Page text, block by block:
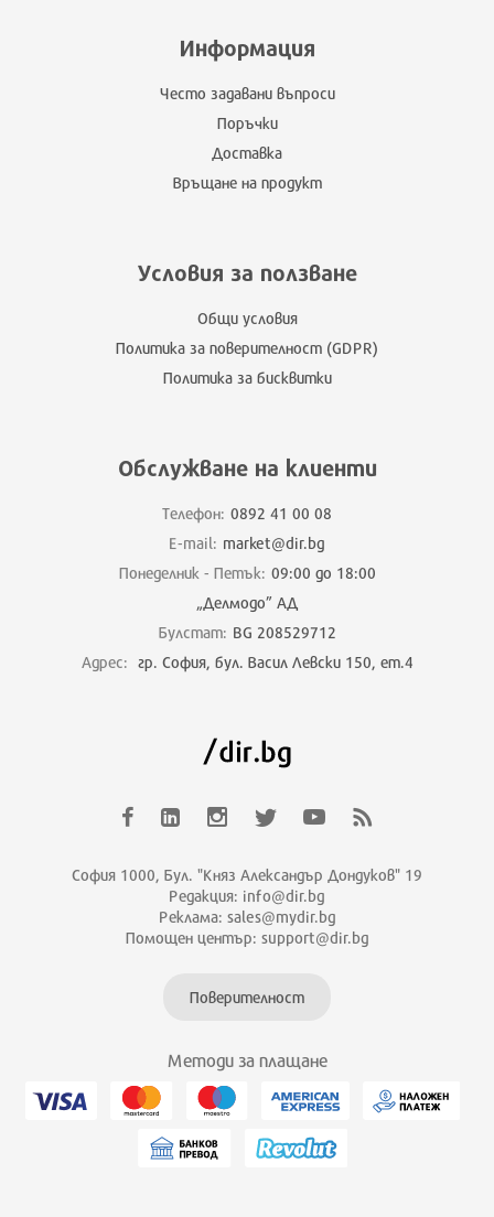
Информация
Често задавани въпроси
Поръчки
Доставка
Връщане на продукт
Условия за ползване
Общи условия
Политика за поверителност (GDPR)
Политика за бисквитки
Обслужване на клиенти
Телефон: 0892 41 00 08
E-mail: market@dir.bg
Понеделник - Петък: 09:00 до 18:00
„Делмодо” АД
Булстат: BG 208529712
Адрес: гр. София, бул. Васил Левски 150, ет.4
София 1000, Бул. "Княз Александър Дондуков" 19
Редакция: info@dir.bg
Реклама: sales@mydir.bg
Помощен център: support@dir.bg
Поверителност
Методи за плащане